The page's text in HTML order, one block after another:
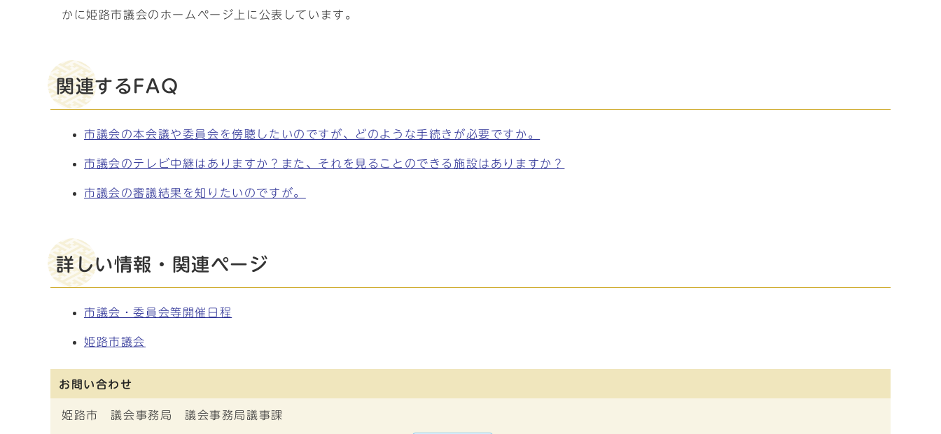
かに姫路市議会のホームページ上に公表しています。
関連するFAQ
市議会の本会議や委員会を傍聴したいのですが、どのような手続きが必要ですか。
市議会のテレビ中継はありますか？また、それを見ることのできる施設はありますか？
市議会の審議結果を知りたいのですが。
詳しい情報・関連ページ
市議会・委員会等開催日程
姫路市議会
お問い合わせ
姫路市 議会事務局 議会事務局議事課